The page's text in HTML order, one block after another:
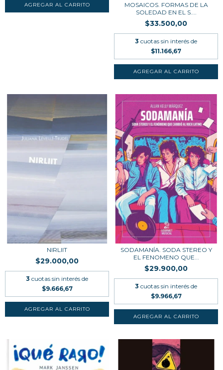
MOSAICOS. FORMAS DE LA
SOLEDAD EN EL S....
$33.500,00
3 cuotas sin interés de
$11.166,67
NIRLIIT
$29.000,00
3 cuotas sin interés de
$9.666,67
SODAMANÍA. SODA STEREO Y
EL FENOMENO QUE...
$29.900,00
3 cuotas sin interés de
$9.966,67